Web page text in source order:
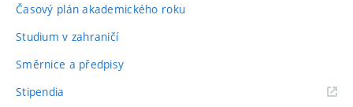
Časový plán akademického roku
Studium v zahraničí
Směrnice a předpisy
Stipendia